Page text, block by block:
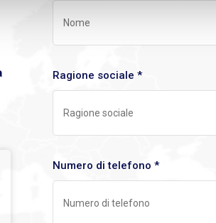
Ragione sociale *
Numero di telefono *